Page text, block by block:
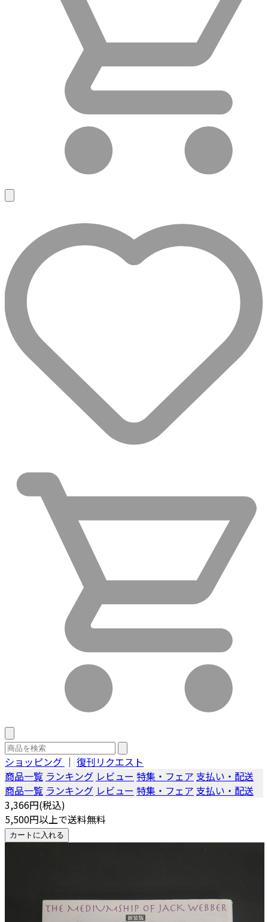
ショッピング ｜ 復刊リクエスト
商品一覧 ランキング レビュー 特集・フェア 支払い・配送
商品一覧 ランキング レビュー 特集・フェア 支払い・配送
3,366円(税込)
5,500円以上で送料無料
カートに入れる